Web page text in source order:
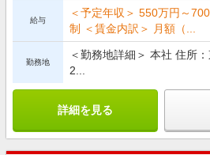
給与
＜予定年収＞ 550万円～
制 ＜賃金内訳＞ 月額（...
勤務地
＜勤務地詳細＞ 本社 住所
2...
詳細を見る